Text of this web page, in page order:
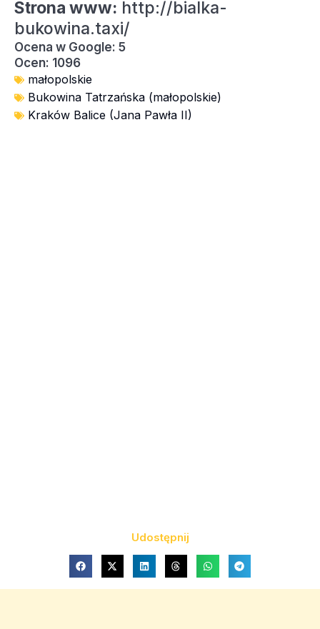
Strona www: http://bialka-
bukowina.taxi/
Ocena w Google: 5
Ocen: 1096
małopolskie
Bukowina Tatrzańska (małopolskie)
Kraków Balice (Jana Pawła II)
Udostępnij